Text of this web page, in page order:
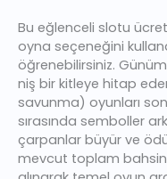
Bu eğlenceli slotu
oyna seçeneğini
öğrenebilirsiniz.
niş bir kitleye hitap
savunma) oyunları
sırasında semboller
çarpanlar büyür ve
mevcut toplam bahsin